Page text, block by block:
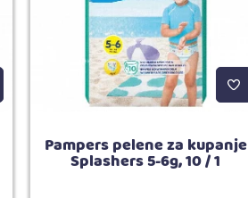
Pampers pelene za kupanje
Splashers 5-6g, 10 / 1